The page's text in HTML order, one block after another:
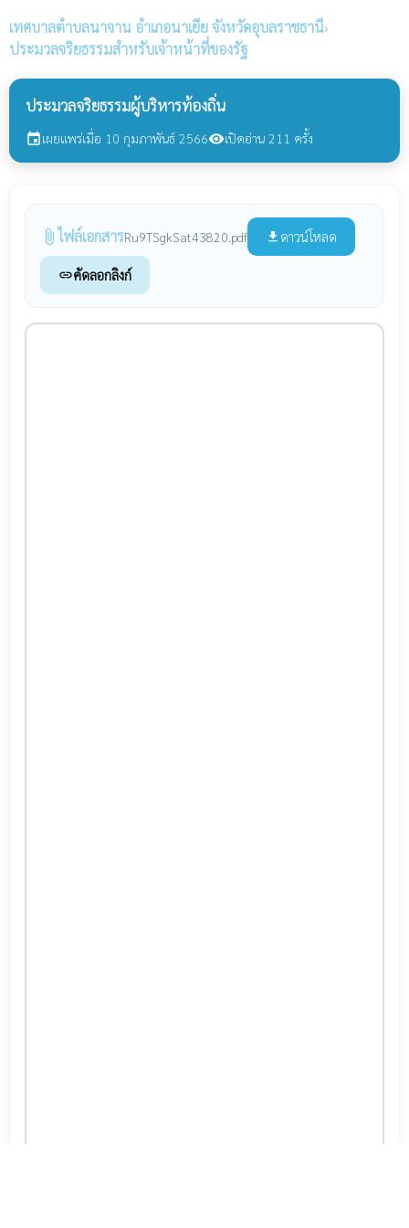
เทศบาลตำบลนาจาน อำเภอนาเยีย จังหวัดอุบลราชธานี›
ประมวลจริยธรรมสำหรับเจ้าหน้าที่ของรัฐ
ประมวลจริยธรรมผู้บริหารท้องถิ่น
eventเผยแพร่เมื่อ 10 กุมภาพันธ์ 2566visibilityเปิดอ่าน 211 ครั้ง
attach_file ไฟล์เอกสารRu9TSgkSat43820.pdf file_download ดาวน์โหลด
linkคัดลอกลิงก์